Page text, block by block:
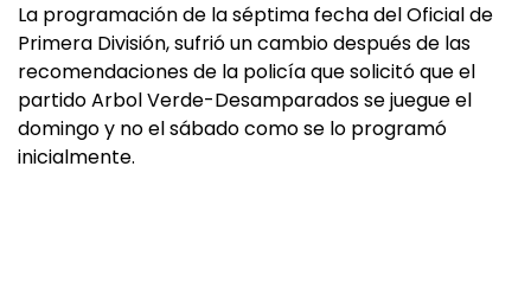
La programación de la séptima fecha del Oficial de
Primera División, sufrió un cambio después de las
recomendaciones de la policía que solicitó que el
partido Arbol Verde-Desamparados se juegue el
domingo y no el sábado como se lo programó
inicialmente.